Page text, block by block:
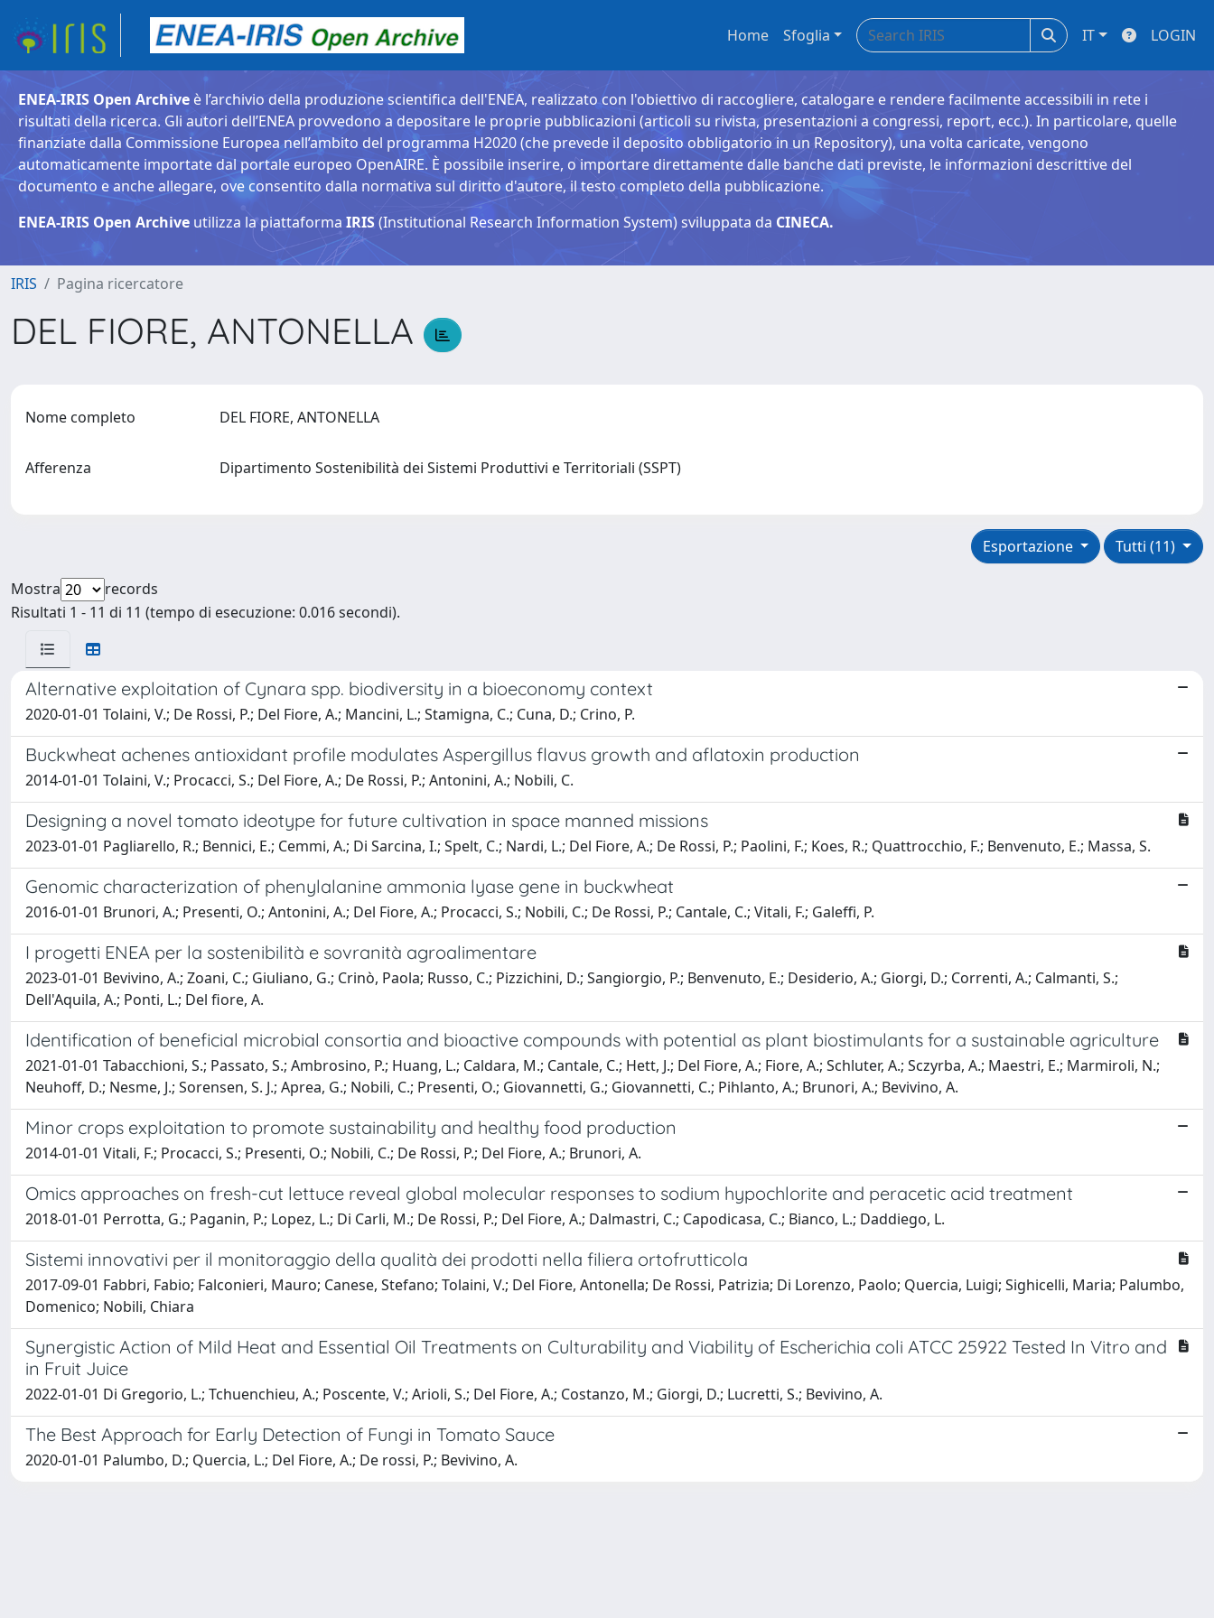
Home Sfoglia IT LOGIN
ENEA-IRIS Open Archive è l’archivio della produzione scientifica dell'ENEA, realizzato con l'obiettivo di raccogliere, catalogare e rendere facilmente accessibili in rete i
risultati della ricerca. Gli autori dell’ENEA provvedono a depositare le proprie pubblicazioni (articoli su rivista, presentazioni a congressi, report, ecc.). In particolare, quelle
finanziate dalla Commissione Europea nell’ambito del programma H2020 (che prevede il deposito obbligatorio in un Repository), una volta caricate, vengono
automaticamente importate dal portale europeo OpenAIRE. È possibile inserire, o importare direttamente dalle banche dati previste, le informazioni descrittive del
documento e anche allegare, ove consentito dalla normativa sul diritto d'autore, il testo completo della pubblicazione.
ENEA-IRIS Open Archive utilizza la piattaforma IRIS(Institutional Research Information System) sviluppata da CINECA.
IRIS Pagina ricercatore
DEL FIORE, ANTONELLA
Nome completo DEL FIORE, ANTONELLA
Afferenza Dipartimento Sostenibilità dei Sistemi Produttivi e Territoriali (SSPT)
Tutti (11)
Esportazione
Mostra
records
Risultati 1 - 11 di 11 (tempo di esecuzione: 0.016 secondi).
Alternative exploitation of Cynara spp. biodiversity in a bioeconomy context
2020-01-01 Tolaini, V.; De Rossi, P.; Del Fiore, A.; Mancini, L.; Stamigna, C.; Cuna, D.; Crino, P.
Buckwheat achenes antioxidant profile modulates Aspergillus flavus growth and aflatoxin production
2014-01-01 Tolaini, V.; Procacci, S.; Del Fiore, A.; De Rossi, P.; Antonini, A.; Nobili, C.
Designing a novel tomato ideotype for future cultivation in space manned missions
2023-01-01 Pagliarello, R.; Bennici, E.; Cemmi, A.; Di Sarcina, I.; Spelt, C.; Nardi, L.; Del Fiore, A.; De Rossi, P.; Paolini, F.; Koes, R.; Quattrocchio, F.; Benvenuto, E.; Massa, S.
Genomic characterization of phenylalanine ammonia lyase gene in buckwheat
2016-01-01 Brunori, A.; Presenti, O.; Antonini, A.; Del Fiore, A.; Procacci, S.; Nobili, C.; De Rossi, P.; Cantale, C.; Vitali, F.; Galeffi, P.
I progetti ENEA per la sostenibilità e sovranità agroalimentare
2023-01-01 Bevivino, A.; Zoani, C.; Giuliano, G.; Crinò, Paola; Russo, C.; Pizzichini, D.; Sangiorgio, P.; Benvenuto, E.; Desiderio, A.; Giorgi, D.; Correnti, A.; Calmanti, S.;
Dell'Aquila, A.; Ponti, L.; Del fiore, A.
Identification of beneficial microbial consortia and bioactive compounds with potential as plant biostimulants for a sustainable agriculture
2021-01-01 Tabacchioni, S.; Passato, S.; Ambrosino, P.; Huang, L.; Caldara, M.; Cantale, C.; Hett, J.; Del Fiore, A.; Fiore, A.; Schluter, A.; Sczyrba, A.; Maestri, E.; Marmiroli, N.;
Neuhoff, D.; Nesme, J.; Sorensen, S. J.; Aprea, G.; Nobili, C.; Presenti, O.; Giovannetti, G.; Giovannetti, C.; Pihlanto, A.; Brunori, A.; Bevivino, A.
Minor crops exploitation to promote sustainability and healthy food production
2014-01-01 Vitali, F.; Procacci, S.; Presenti, O.; Nobili, C.; De Rossi, P.; Del Fiore, A.; Brunori, A.
Omics approaches on fresh-cut lettuce reveal global molecular responses to sodium hypochlorite and peracetic acid treatment
2018-01-01 Perrotta, G.; Paganin, P.; Lopez, L.; Di Carli, M.; De Rossi, P.; Del Fiore, A.; Dalmastri, C.; Capodicasa, C.; Bianco, L.; Daddiego, L.
Sistemi innovativi per il monitoraggio della qualità dei prodotti nella filiera ortofrutticola
2017-09-01 Fabbri, Fabio; Falconieri, Mauro; Canese, Stefano; Tolaini, V.; Del Fiore, Antonella; De Rossi, Patrizia; Di Lorenzo, Paolo; Quercia, Luigi; Sighicelli, Maria; Palumbo,
Domenico; Nobili, Chiara
Synergistic Action of Mild Heat and Essential Oil Treatments on Culturability and Viability of Escherichia coli ATCC 25922 Tested In Vitro and
in Fruit Juice
2022-01-01 Di Gregorio, L.; Tchuenchieu, A.; Poscente, V.; Arioli, S.; Del Fiore, A.; Costanzo, M.; Giorgi, D.; Lucretti, S.; Bevivino, A.
The Best Approach for Early Detection of Fungi in Tomato Sauce
2020-01-01 Palumbo, D.; Quercia, L.; Del Fiore, A.; De rossi, P.; Bevivino, A.